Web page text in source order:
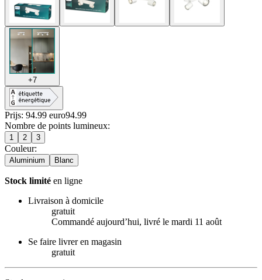
+7
Prijs: 94.99 euro94.99
Nombre de points lumineux:
1 2 3
Couleur:
Aluminium Blanc
Stock limité en ligne
Livraison à domicile
gratuit
Commandé aujourdʼhui, livré le mardi 11 août
Se faire livrer en magasin
gratuit